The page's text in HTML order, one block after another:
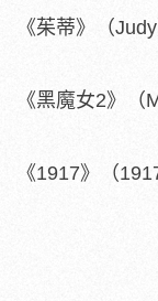
《茱蒂》（Judy
《黑魔女2》（
《1917》（